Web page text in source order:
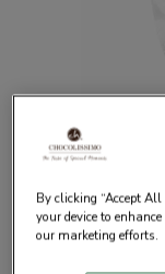
By clicking “Accept
your device to
our marketing efforts.